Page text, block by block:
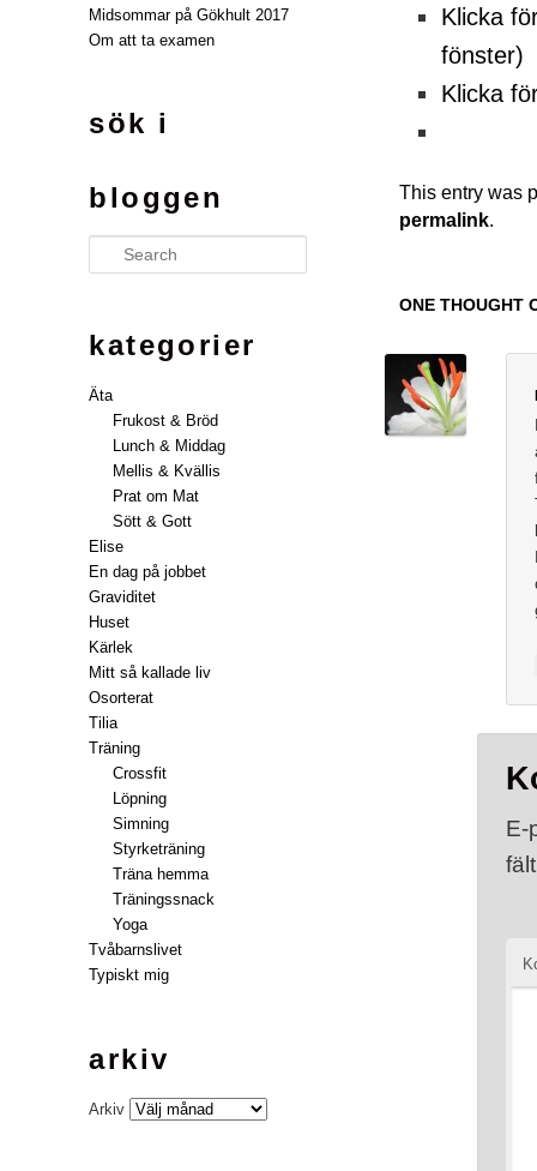
Klicka
fönster)
Klicka
This entry was
permalink.
ONE THOUGHT
E-
Midsommar på Gökhult 2017
Om att ta examen
sök i
bloggen
Search
kategorier
Äta
Frukost & Bröd
Lunch & Middag
Mellis & Kvällis
Prat om Mat
Sött & Gott
Elise
En dag på jobbet
Graviditet
Huset
Kärlek
Mitt så kallade liv
Osorterat
Tilia
Träning
Crossfit
Löpning
Simning
Styrketräning
Träna hemma
Träningssnack
Yoga
Tvåbarnslivet
Typiskt mig
arkiv
Arkiv